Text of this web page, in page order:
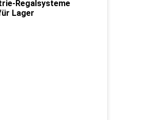
Regalsysteme
Lager